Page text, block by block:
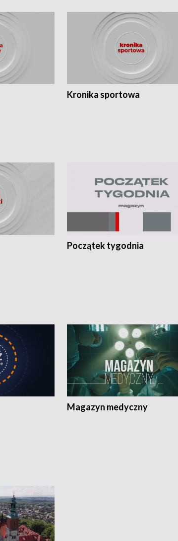
Kronika sportowa
Początek tygodnia
Magazyn medyczny